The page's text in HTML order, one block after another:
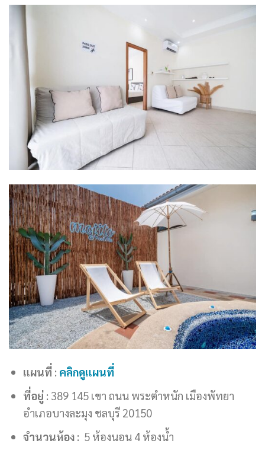
แผนที่: คลิกดูแผนที่
ที่อยู่: 389 145 เขา ถนน พระตำหนัก เมืองพัทยา
อำเภอบางละมุง ชลบุรี 20150
จำนวนห้อง: 5 ห้องนอน 4 ห้องน้ำ